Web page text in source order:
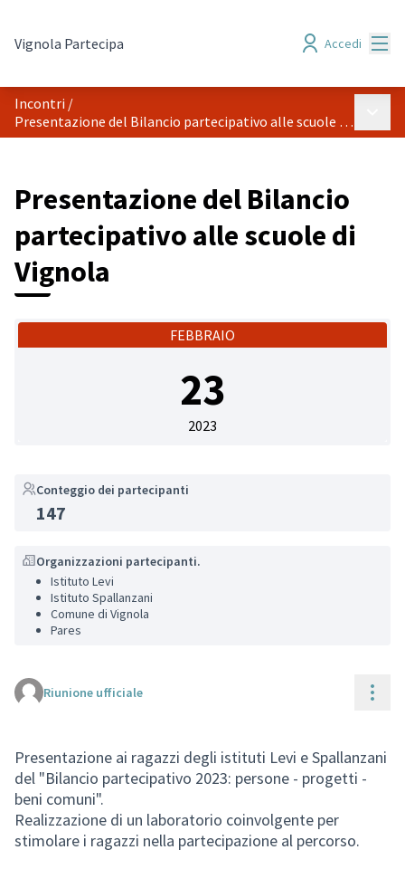
Vignola Partecipa Accedi
Incontri /
Presentazione del Bilancio partecipativo alle scuole di Vignola
Presentazione del Bilancio
partecipativo alle scuole di
Vignola
FEBBRAIO
23
2023
Conteggio dei partecipanti
147
Organizzazioni partecipanti.
Istituto Levi
Istituto Spallanzani
Comune di Vignola
Pares
Riunione ufficiale
Presentazione ai ragazzi degli istituti Levi e Spallanzani
del "Bilancio partecipativo 2023: persone - progetti -
beni comuni".
Realizzazione di un laboratorio coinvolgente per
stimolare i ragazzi nella partecipazione al percorso.